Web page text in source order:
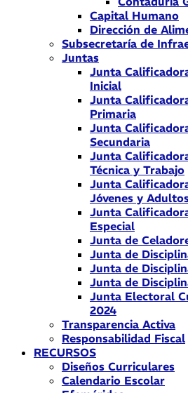
Capital Humano
Dirección de
Subsecretaría de
Juntas
Junta
Inicial
Junta
Primaria
Junta
Secundaria
Junta
Técnica y Trabajo
Junta
Jóvenes y
Junta
Especial
Junta de
Junta de
Junta de
Junta de
Junta Electoral
2024
Transparencia Activa
Responsabilidad Fiscal
RECURSOS
Diseños Curriculares
Calendario Escolar